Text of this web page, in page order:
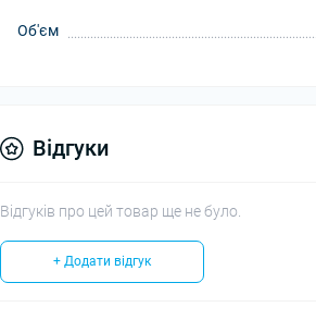
Об'єм
Відгуки
Відгуків про цей товар ще не було.
+ Додати відгук